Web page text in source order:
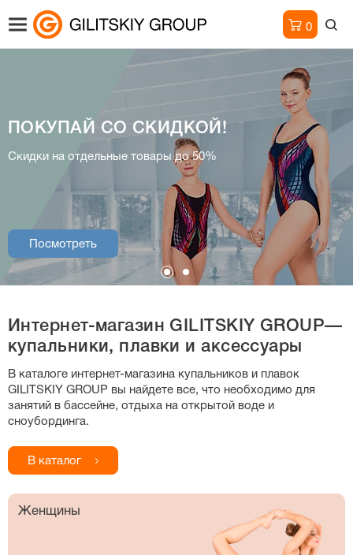
0
ПОКУПАЙ СО СКИДКОЙ!
Скидки на отдельные товары до 50%
Посмотреть
Интернет-магазин
купальники, плавки и аксессуары
Посмотреть
Интернет-магазин GILITSKIY GROUP—
купальники, плавки и аксессуары
В каталоге интернет-магазина купальников и плавок
GILITSKIY GROUP вы найдете все, что необходимо для
занятий в бассейне, отдыха на открытой воде и
сноубординга.
В каталог
Женщины